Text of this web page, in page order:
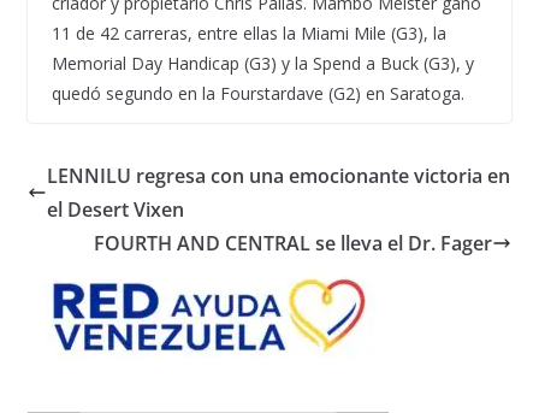
11 de 42 carreras, entre ellas la Miami Mile (G3), la
Memorial Day Handicap (G3) y la Spend a Buck (G3), y
quedó segundo en la Fourstardave (G2) en Saratoga.
LENNILU regresa con una emocionante victoria en
el Desert Vixen
FOURTH AND CENTRAL se lleva el Dr. Fager